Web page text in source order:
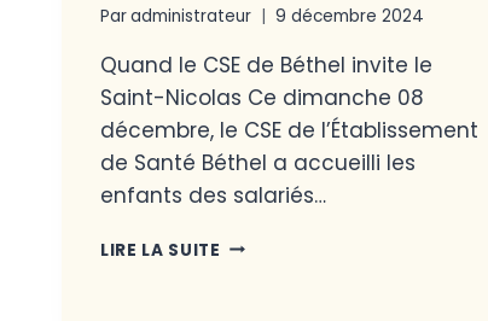
Paradministrateur 9 décembre 2024
Quand le CSE de Béthel invite le
Saint-Nicolas Ce dimanche 08
décembre, le CSE de l’Établissement
de Santé Béthel a accueilli les
enfants des salariés…
LIRE LA SUITE